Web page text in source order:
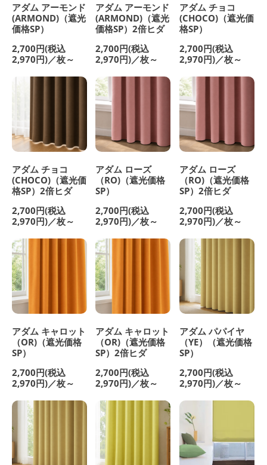
アダム アーモンド
(ARMOND)（遮光
価格SP）
2,700円(税込
2,970円)／枚～
アダム アーモンド
(ARMOND)（遮光
価格SP）2倍ヒダ
2,700円(税込
2,970円)／枚～
アダム チョコ
(CHOCO)（遮光価
格SP）
2,700円(税込
2,970円)／枚～
アダム チョコ
(CHOCO)（遮光価
格SP）2倍ヒダ
2,700円(税込
2,970円)／枚～
アダム ローズ
（RO)（遮光価格
SP）
2,700円(税込
2,970円)／枚～
アダム ローズ
（RO)（遮光価格
SP）2倍ヒダ
2,700円(税込
2,970円)／枚～
アダム キャロット
（OR)（遮光価格
SP）
2,700円(税込
2,970円)／枚～
アダム キャロット
（OR)（遮光価格
SP）2倍ヒダ
2,700円(税込
2,970円)／枚～
アダム パパイヤ
（YE）（遮光価格
SP）
2,700円(税込
2,970円)／枚～